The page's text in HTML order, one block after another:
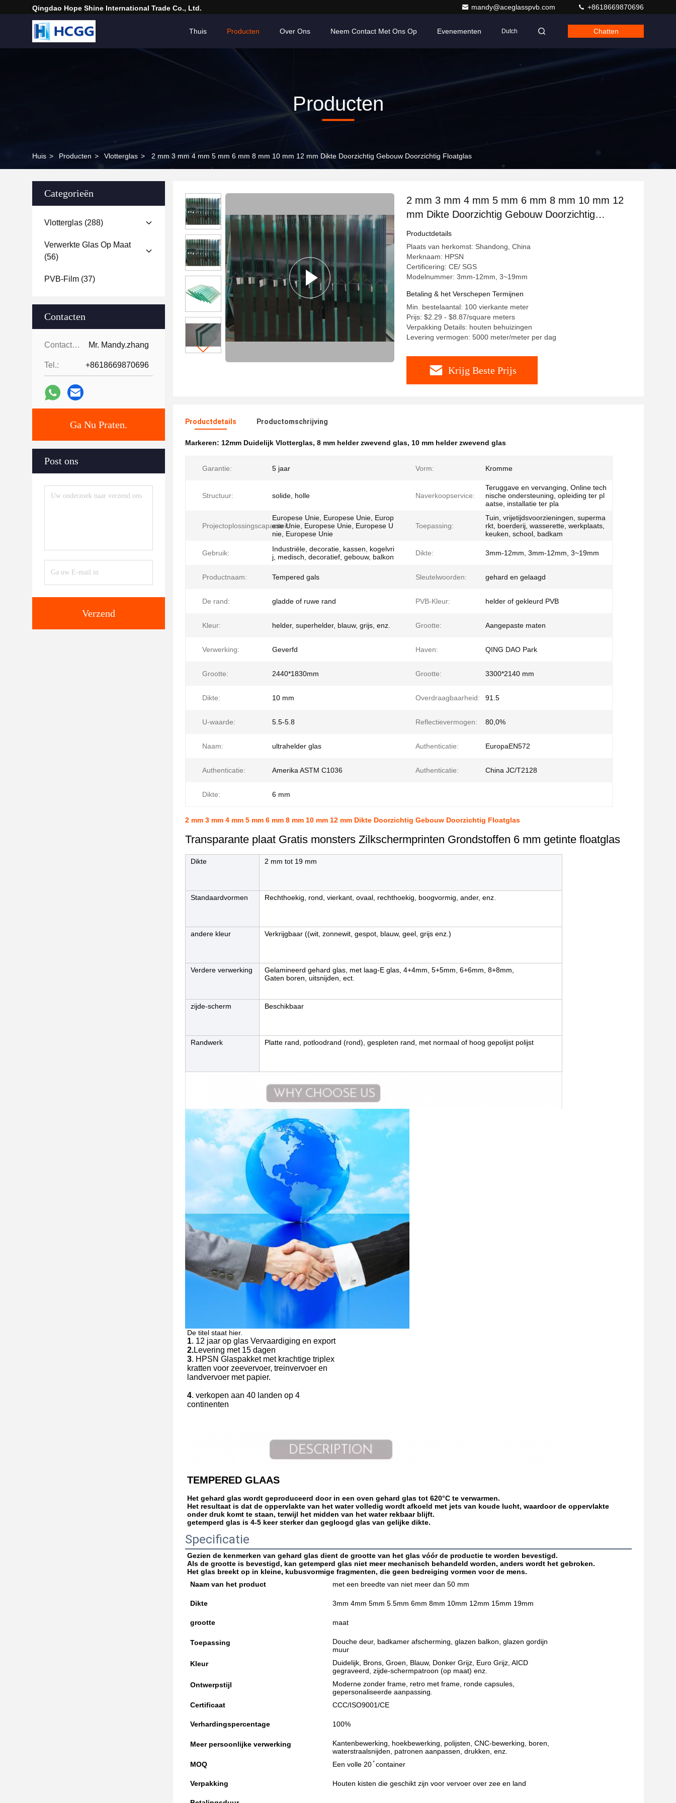
Qingdao Hope Shine International Trade Co., Ltd. mandy@aceglasspvb.com +8618669870696
Thuis Producten Over Ons Neem Contact Met Ons Op Evenementen Dutch Chatten
Producten
Huis > Producten > Vlotterglas > 2 mm 3 mm 4 mm 5 mm 6 mm 8 mm 10 mm 12 mm Dikte Doorzichtig Gebouw Doorzichtig Floatglas
Categorieën
Vlotterglas (288)
Verwerkte Glas Op Maat
(56)
PVB-Film (37)
Contacten
Contacten: Mr. Mandy.zhang
Tel.: +8618669870696
Ga Nu Praten.
Post ons
Verzend
2 mm 3 mm 4 mm 5 mm 6 mm 8 mm 10 mm 12
mm Dikte Doorzichtig Gebouw Doorzichtig
Floatglas
Productdetails
Plaats van herkomst: Shandong, China
Merknaam: HPSN
Certificering: CE/ SGS
Modelnummer: 3mm-12mm, 3~19mm
Betaling & het Verschepen Termijnen
Min. bestelaantal: 100 vierkante meter
Prijs: $2.29 - $8.87/square meters
Verpakking Details: houten behuizingen
Levering vermogen: 5000 meter/meter per dag
Krijg Beste Prijs
Productdetails Productomschrijving
Markeren: 12mm Duidelijk Vlotterglas, 8 mm helder zwevend glas, 10 mm helder zwevend glas
Garantie: 5 jaar Vorm: Kromme
Structuur: solide, holle Naverkoopservice:
Teruggave en vervanging, Online tech
nische ondersteuning, opleiding ter pl
aatse, installatie ter pla
Projectoplossingscapaciteit:
Europese Unie, Europese Unie, Europ
ese Unie, Europese Unie, Europese U
nie, Europese Unie
Toepassing:
Tuin, vrijetijdsvoorzieningen, superma
rkt, boerderij, wasserette, werkplaats,
keuken, school, badkam
Gebruik:
Industriële, decoratie, kassen, kogelvri
j, medisch, decoratief, gebouw, balkon
Dikte: 3mm-12mm, 3mm-12mm, 3~19mm
Productnaam: Tempered gals Sleutelwoorden: gehard en gelaagd
De rand: gladde of ruwe rand PVB-Kleur: helder of gekleurd PVB
Kleur: helder, superhelder, blauw, grijs, enz. Grootte: Aangepaste maten
Verwerking: Geverfd Haven: QING DAO Park
Grootte: 2440*1830mm Grootte: 3300*2140 mm
Dikte: 10 mm Overdraagbaarheid: 91.5
U-waarde: 5.5-5.8 Reflectievermogen: 80,0%
Naam: ultrahelder glas Authenticatie: EuropaEN572
Authenticatie: Amerika ASTM C1036 Authenticatie: China JC/T2128
Dikte: 6 mm
2 mm 3 mm 4 mm 5 mm 6 mm 8 mm 10 mm 12 mm Dikte Doorzichtig Gebouw Doorzichtig Floatglas
Transparante plaat Gratis monsters Zilkschermprinten Grondstoffen 6 mm getinte floatglas
Dikte 2 mm tot 19 mm
Standaardvormen Rechthoekig, rond, vierkant, ovaal, rechthoekig, boogvormig, ander, enz.
andere kleur Verkrijgbaar ((wit, zonnewit, gespot, blauw, geel, grijs enz.)
Verdere verwerking
Gelamineerd gehard glas, met laag-E glas, 4+4mm, 5+5mm, 6+6mm, 8+8mm,
Gaten boren, uitsnijden, ect.
zijde-scherm Beschikbaar
Randwerk Platte rand, potloodrand (rond), gespleten rand, met normaal of hoog gepolijst polijst
De titel staat hier.
1. 12 jaar op glas Vervaardiging en export
2.Levering met 15 dagen
3. HPSN Glaspakket met krachtige triplex
kratten voor zeevervoer, treinvervoer en
landvervoer met papier.
4. verkopen aan 40 landen op 4
continenten
TEMPERED GLAAS
Het gehard glas wordt geproduceerd door in een oven gehard glas tot 620°C te verwarmen.
Het resultaat is dat de oppervlakte van het water volledig wordt afkoeld met jets van koude lucht, waardoor de oppervlakte
onder druk komt te staan, terwijl het midden van het water rekbaar blijft.
getemperd glas is 4-5 keer sterker dan gegloogd glas van gelijke dikte.
Specificatie
Gezien de kenmerken van gehard glas dient de grootte van het glas vóór de productie te worden bevestigd.
Als de grootte is bevestigd, kan getemperd glas niet meer mechanisch behandeld worden, anders wordt het gebroken.
Het glas breekt op in kleine, kubusvormige fragmenten, die geen bedreiging vormen voor de mens.
Naam van het product
met een breedte van niet meer dan 50 mm
Dikte 3mm 4mm 5mm 5.5mm 6mm 8mm 10mm 12mm 15mm 19mm
grootte maat
Toepassing
Douche deur, badkamer afscherming, glazen balkon, glazen gordijn
muur
Kleur
Duidelijk, Brons, Groen, Blauw, Donker Grijz, Euro Grijz, AICD
gegraveerd, zijde-schermpatroon (op maat) enz.
Ontwerpstijl
Moderne zonder frame, retro met frame, ronde capsules,
gepersonaliseerde aanpassing.
Certificaat
CCC/ISO9001/CE
Verhardingspercentage 100%
Meer persoonlijke verwerking
Kantenbewerking, hoekbewerking, polijsten, CNC-bewerking, boren,
waterstraalsnijden, patronen aanpassen, drukken, enz.
MOQ
Een volle 20 ̊ container
Verpakking Houten kisten die geschikt zijn voor vervoer over zee en land